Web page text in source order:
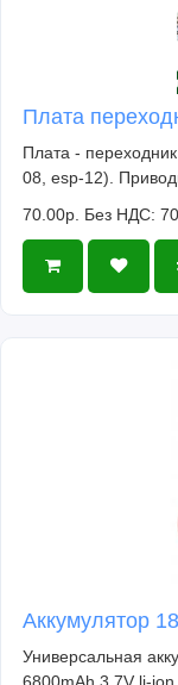
Плата
Плата -
08, esp-12).
70.00р. Без НДС:
Аккумулятор
Универсальная